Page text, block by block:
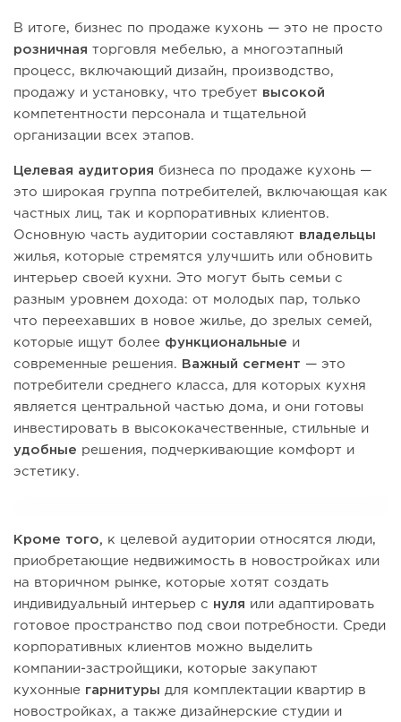
В итоге, бизнес по продаже кухонь — это не просто
розничная торговля мебелью, а многоэтапный
процесс, включающий дизайн, производство,
продажу и установку, что требует высокой
компетентности персонала и тщательной
организации всех этапов.
Целевая аудитория бизнеса по продаже кухонь —
это широкая группа потребителей, включающая как
частных лиц, так и корпоративных клиентов.
Основную часть аудитории составляют владельцы
жилья, которые стремятся улучшить или обновить
интерьер своей кухни. Это могут быть семьи с
разным уровнем дохода: от молодых пар, только
что переехавших в новое жилье, до зрелых семей,
которые ищут более функциональные и
современные решения.
Важный сегмент — это
потребители среднего класса, для которых кухня
является центральной частью дома, и они готовы
инвестировать в высококачественные, стильные и
удобные решения, подчеркивающие комфорт и
эстетику.
Кроме того, к целевой аудитории относятся люди,
приобретающие недвижимость в новостройках или
на вторичном рынке, которые хотят создать
индивидуальный интерьер с нуля или адаптировать
готовое пространство под свои потребности. Среди
корпоративных клиентов можно выделить
компании-застройщики, которые закупают
кухонные гарнитуры для комплектации квартир в
новостройках, а также дизайнерские студии и